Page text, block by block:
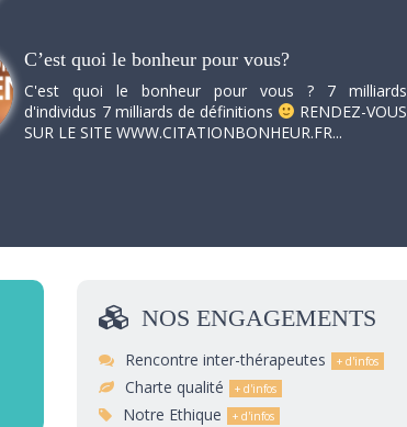
C’est quoi le bonheur pour vous?
C'est quoi le bonheur pour vous ? 7 milliards
d'individus 7 milliards de définitions
RENDEZ-VOUS
SUR LE SITE WWW.CITATIONBONHEUR.FR...
NOS ENGAGEMENTS
Rencontre inter-thérapeutes
Charte qualité
Notre Ethique